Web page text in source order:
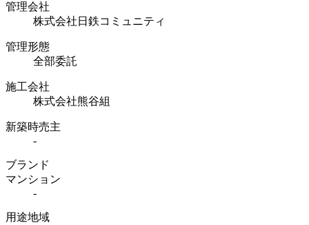
管理会社
株式会社日鉄コミュニティ
管理形態
全部委託
施工会社
株式会社熊谷組
新築時売主
-
ブランド
マンション
-
用途地域